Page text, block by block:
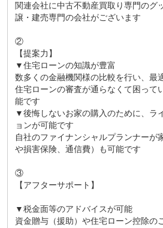
関連会社に中古不動産買取り専門のグ
譲・建売専門の会社がございます
②
【提案力】
▼住宅ローンの知識が豊富
数多くの金融機関様の比較を行い、最
住宅ローンの審査が通らなくて困って
能です
▼後悔しないお家の購入のために、ラ
ョンが可能です
自社のファイナンシャルプランナーが
や損害保険、通信費）も可能です
③
【アフターサポート】
▼税金面等のアドバイスが可能
資金贈与（援助）や住宅ローン控除の